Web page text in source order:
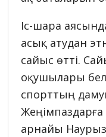
Іс-шара
асық атудан
сайыс өтті.
оқушылары
спорттың
арнайы